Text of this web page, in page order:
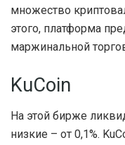
множество
этого, платформа
маржинальной
KuCoin
На этой бирже
низкие – от 0,1%.